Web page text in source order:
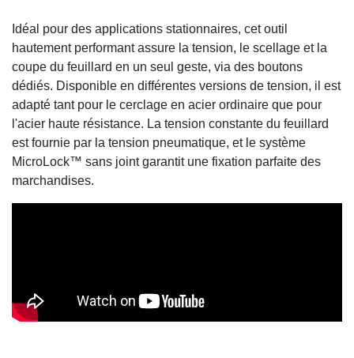
Idéal pour des applications stationnaires, cet outil
hautement performant assure la tension, le scellage et la
coupe du feuillard en un seul geste, via des boutons
dédiés. Disponible en différentes versions de tension, il est
adapté tant pour le cerclage en acier ordinaire que pour
l'acier haute résistance. La tension constante du feuillard
est fournie par la tension pneumatique, et le système
MicroLock™ sans joint garantit une fixation parfaite des
marchandises.